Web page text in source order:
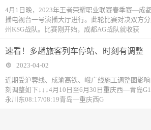
4月1日晚，2023年王者荣耀职业联赛春季赛—成
播电视台一号演播大厅进行。此轮比赛对决双方
州KSG战队。比赛刚开始，成都AG战队就收获
速看！多趟旅客列车停站、时刻有调整
2023-04-02
近期受沪蓉线、成渝高铁、峨广线施工调整图影
刻调整如下↓↓↓4月10日至6月30日重庆西—青岛
永川东08:17/08:19青岛—重庆西G